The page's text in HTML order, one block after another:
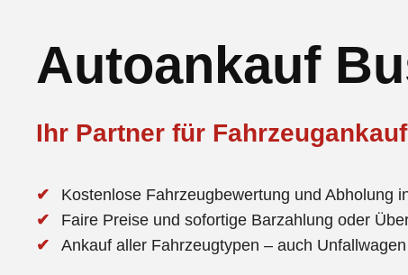
Autoankauf
Ihr Partner für
Kostenlose Fahrzeugbewertung und Abholung
Faire Preise und sofortige Barzahlung oder
Ankauf aller Fahrzeugtypen – auch